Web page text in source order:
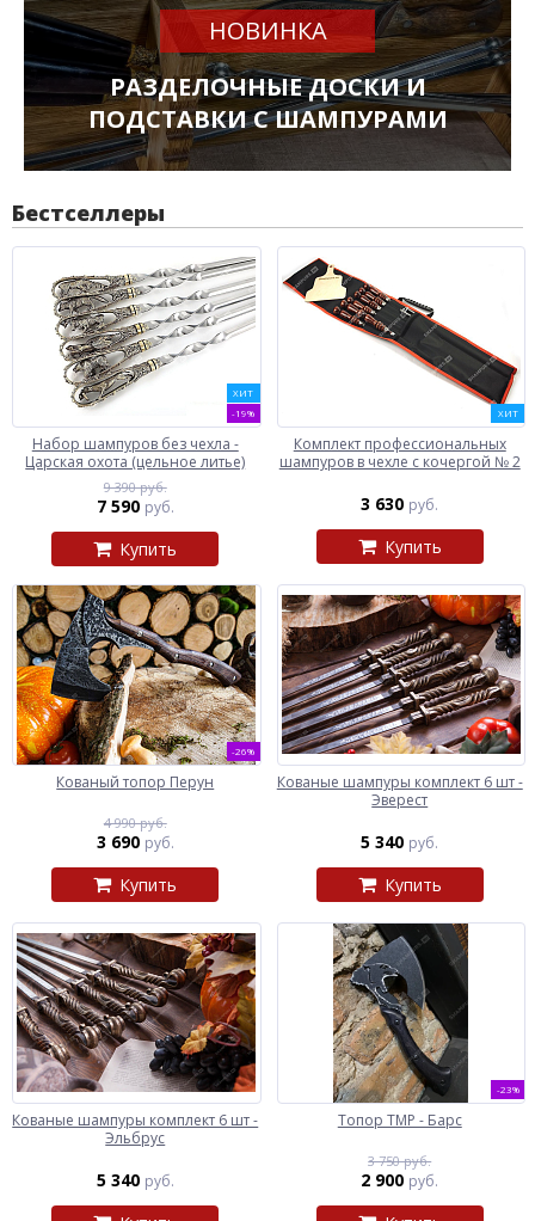
НОВИНКА
РАЗДЕЛОЧНЫЕ ДОСКИ И
ПОДСТАВКИ С ШАМПУРАМИ
Бестселлеры
ХИТ
-19%
Набор шампуров без чехла -
Царская охота (цельное литье)
9 390 руб.
7 590 руб.
Купить
ХИТ
Комплект профессиональных
шампуров в чехле с кочергой № 2
3 630 руб.
Купить
-26%
Кованый топор Перун
4 990 руб.
3 690 руб.
Купить
Кованые шампуры комплект 6 шт -
Эверест
5 340 руб.
Купить
Кованые шампуры комплект 6 шт -
Эльбрус
5 340 руб.
-23%
Топор ТМР - Барс
3 750 руб.
2 900 руб.